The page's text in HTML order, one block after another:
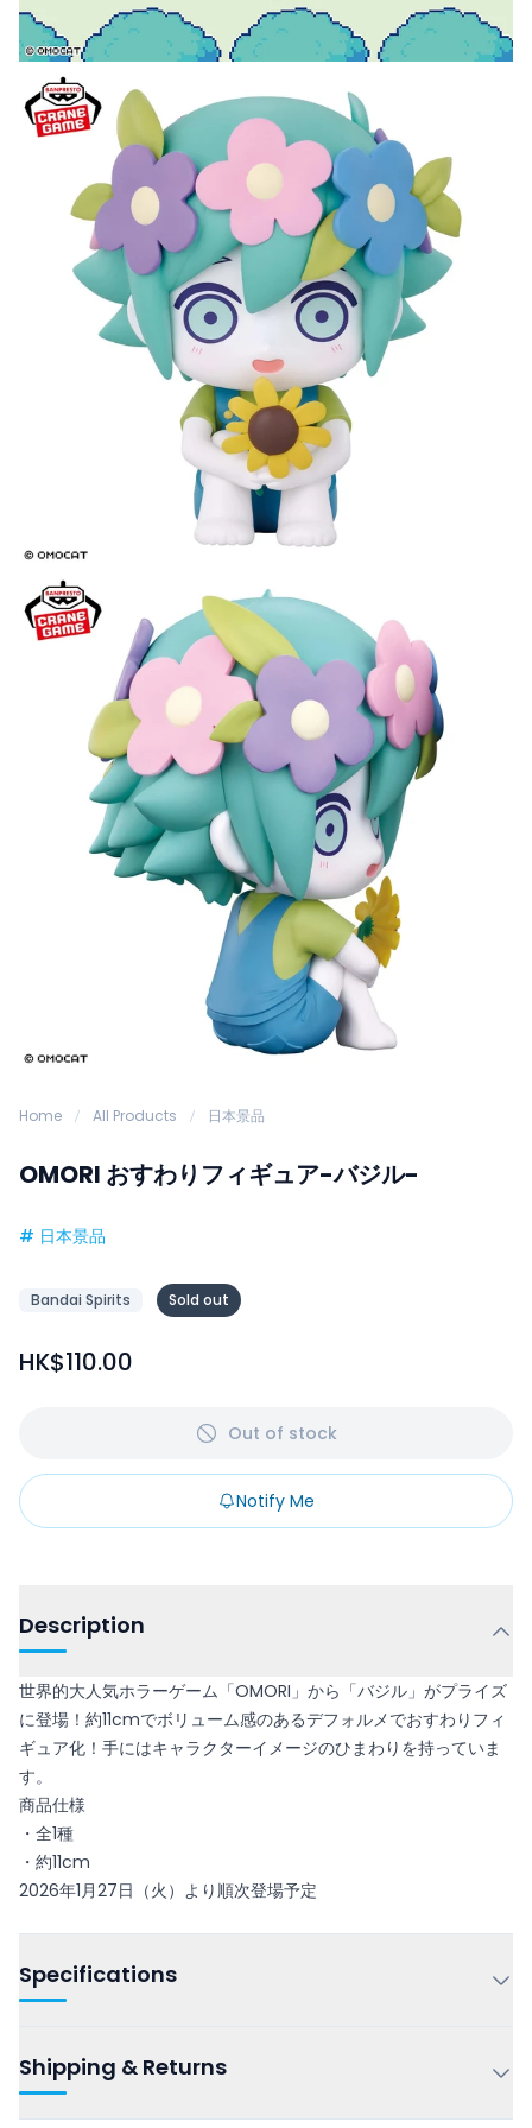
Home All Products 日本景品
OMORI おすわりフィギュア-バジル-
# 日本景品
Bandai Spirits Sold out
HK$110.00
Out of stock
Notify Me
Description
世界的大人気ホラーゲーム「OMORI」から「バジル」がプライズ
に登場！約11cmでボリューム感のあるデフォルメでおすわりフィ
ギュア化！手にはキャラクターイメージのひまわりを持っていま
す。
商品仕様
・全1種
・約11cm
2026年1月27日（火）より順次登場予定
Specifications
Shipping & Returns